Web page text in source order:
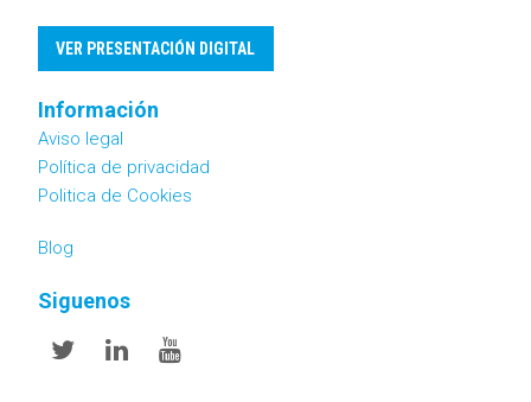
VER PRESENTACIÓN DIGITAL
Información
Aviso legal
Política de privacidad
Politica de Cookies
Blog
Siguenos
TwitterLinkedin